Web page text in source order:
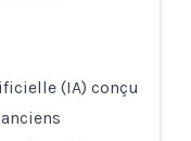
(IA) conçu